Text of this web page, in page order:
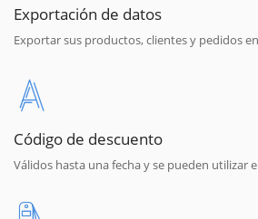
Exportación de datos
Exportar sus productos, clientes y pedidos
Código de descuento
Válidos hasta una fecha y se pueden utilizar